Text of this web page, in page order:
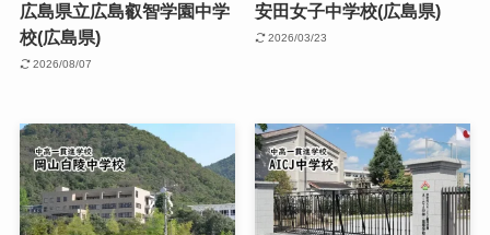
広島県立広島叡智学園中学
校(広島県)
2026/08/07
安田女子中学校(広島県)
2026/03/23